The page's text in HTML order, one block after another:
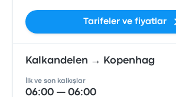
Tarifeler ve fiyatlar
Kalkandelen → Kopenhag
İlk ve son kalkışlar
06:00 — 06:00